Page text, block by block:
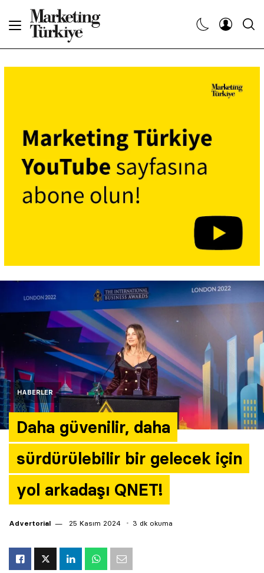
HABERLER
Daha güvenilir, daha
sürdürülebilir bir gelecek için
yol arkadaşı QNET!
Advertorial 25 Kasım 2024 3 dk okuma
Dergiler
Etkinlikler
Araştırma